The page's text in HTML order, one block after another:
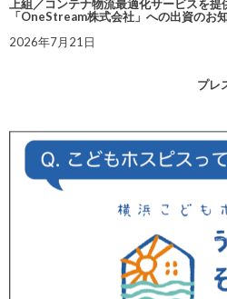
上組／コンテナ物流最適化サービスを
「OneStream株式会社」への出資のお
2026年7月21日
プレ